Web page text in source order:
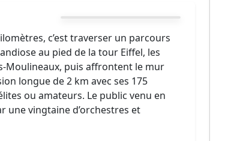
c’est traverser un parcours
au pied de la tour Eiffel, les
Moulineaux, puis affrontent le mur
longue de 2 km avec ses 175
ou amateurs. Le public venu en
une vingtaine d’orchestres et